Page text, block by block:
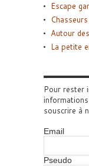
Escape
Autour
La petite
Pour rester
souscrire à
Email
Pseudo